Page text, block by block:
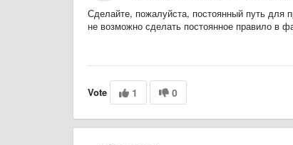
Сделайте, пожалуйста, постоянный путь
не возможно сделать постоянное правило в
Vote 1 0